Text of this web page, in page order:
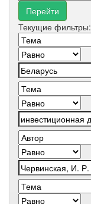
Текущие фильтры: